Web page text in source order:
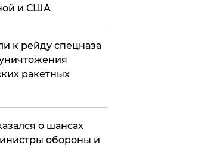
и США
к рейду спецназа
ракетных
о шансах
обороны и